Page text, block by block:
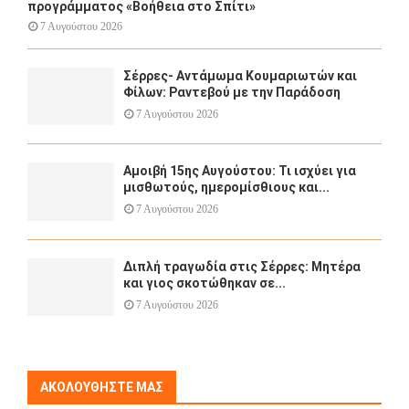
προγράμματος «Βοήθεια στο Σπίτι»
7 Αυγούστου 2026
Σέρρες- Αντάμωμα Κουμαριωτών και
Φίλων: Ραντεβού με την Παράδοση
7 Αυγούστου 2026
Αμοιβή 15ης Αυγούστου: Τι ισχύει για
μισθωτούς, ημερομίσθιους και...
7 Αυγούστου 2026
Διπλή τραγωδία στις Σέρρες: Μητέρα
και γιος σκοτώθηκαν σε...
7 Αυγούστου 2026
ΑΚΟΛΟΥΘΉΣΤΕ ΜΑΣ